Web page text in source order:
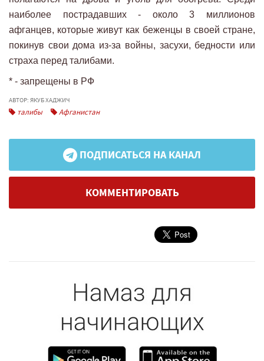
наиболее пострадавших - около 3 миллионов
афганцев, которые живут как беженцы в своей стране,
покинув свои дома из-за войны, засухи, бедности или
страха перед талибами.
* - запрещены в РФ
АВТОР: ЯКУБ ХАДЖИЧ
талибы Афганистан
ПОДПИСАТЬСЯ НА КАНАЛ
КОММЕНТИРОВАТЬ